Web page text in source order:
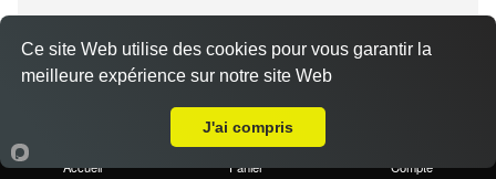
Menu california Yakitori 11 pcs
Accueil Panier Compte
Ce site Web utilise des cookies pour vous garantir la
meilleure expérience sur notre site Web
J'ai compris